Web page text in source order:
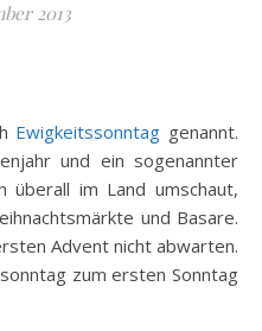
2013
Ewigkeitssonntag genannt.
und ein sogenannter
überall im Land umschaut,
und Basare.
Advent nicht abwarten.
zum ersten Sonntag